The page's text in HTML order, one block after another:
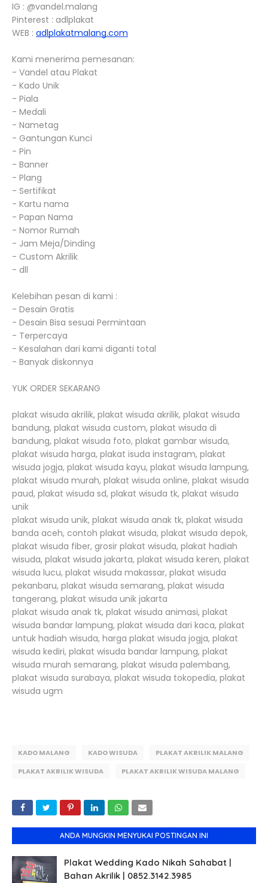
IG : @vandel.malang
Pinterest : adlplakat
WEB : adlplakatmalang.com
Kami menerima pemesanan:
- Vandel atau Plakat
- Kado Unik
- Piala
- Medali
- Nametag
- Gantungan Kunci
- Pin
- Banner
- Plang
- Sertifikat
- Kartu nama
- Papan Nama
- Nomor Rumah
- Jam Meja/Dinding
- Custom Akrilik
- dll
Kelebihan pesan di kami :
- Desain Gratis
- Desain Bisa sesuai Permintaan
- Terpercaya
- Kesalahan dari kami diganti total
- Banyak diskonnya
YUK ORDER SEKARANG
plakat wisuda akrilik, plakat wisuda akrilik, plakat wisuda
bandung, plakat wisuda custom, plakat wisuda di
bandung, plakat wisuda foto, plakat gambar wisuda,
plakat wisuda harga, plakat isuda instagram, plakat
wisuda jogja, plakat wisuda kayu, plakat wisuda lampung,
plakat wisuda murah, plakat wisuda online, plakat wisuda
paud, plakat wisuda sd, plakat wisuda tk, plakat wisuda
unik
plakat wisuda unik, plakat wisuda anak tk, plakat wisuda
banda aceh, contoh plakat wisuda, plakat wisuda depok,
plakat wisuda fiber, grosir plakat wisuda, plakat hadiah
wisuda, plakat wisuda jakarta, plakat wisuda keren, plakat
wisuda lucu, plakat wisuda makassar, plakat wisuda
pekanbaru, plakat wisuda semarang, plakat wisuda
tangerang, plakat wisuda unik jakarta
plakat wisuda anak tk, plakat wisuda animasi, plakat
wisuda bandar lampung, plakat wisuda dari kaca, plakat
untuk hadiah wisuda, harga plakat wisuda jogja, plakat
wisuda kediri, plakat wisuda bandar lampung, plakat
wisuda murah semarang, plakat wisuda palembang,
plakat wisuda surabaya, plakat wisuda tokopedia, plakat
wisuda ugm
KADO MALANG KADO WISUDA
PLAKAT AKRILIK MALANG
PLAKAT AKRILIK WISUDA
PLAKAT AKRILIK WISUDA MALANG
ANDA MUNGKIN MENYUKAI POSTINGAN INI
Plakat Wedding Kado Nikah Sahabat |
Bahan Akrilik | 0852.3142.3985